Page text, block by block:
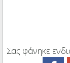
Σας φάνηκε